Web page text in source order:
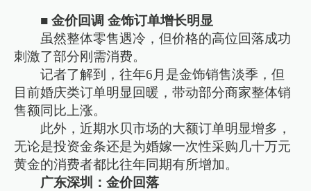
■ 金价回调 金饰订单增长明显
虽然整体零售遇冷，但价格的高位回落成功
刺激了部分刚需消费。
记者了解到，往年6月是金饰销售淡季，但
目前婚庆类订单明显回暖，带动部分商家整体销
售额同比上涨。
此外，近期水贝市场的大额订单明显增多，
无论是投资金条还是为婚嫁一次性采购几十万元
黄金的消费者都比往年同期有所增加。
广东深圳：金价回落